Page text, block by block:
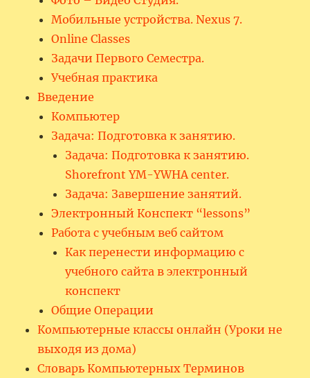
Мобильные устройства. Nexus 7.
Online Classes
Задачи Первого Семестра.
Учебная практика
Введение
Компьютер
Задача: Подготовка к занятию.
Задача: Подготовка к занятию.
Shorefront YM-YWHA center.
Задача: Завершение занятий.
Электронный Конспект “lessons”
Работа с учебным веб сайтом
Как перенести информацию с
учебного сайта в электронный
конспект
Общие Операции
Компьютерные классы онлайн (Уроки не
выходя из дома)
Словарь Компьютерных Терминов